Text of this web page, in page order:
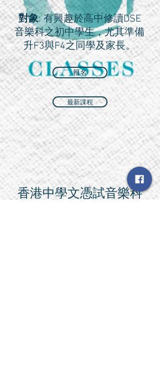
對象: 有興趣於高中修讀DSE
音樂科之初中學生，尤其準備
升F3與F4之同學及家長。
報名
最新課程
香港中學文憑試音樂科